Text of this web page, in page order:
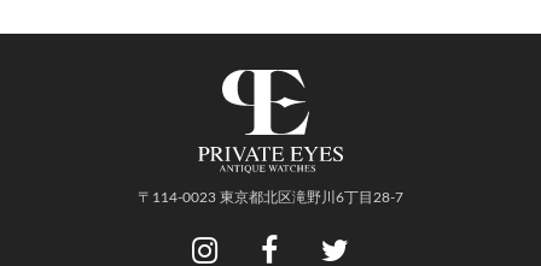
〒114-0023 東京都北区滝野川6丁目28-7